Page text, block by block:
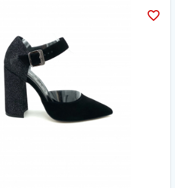
favorite_border